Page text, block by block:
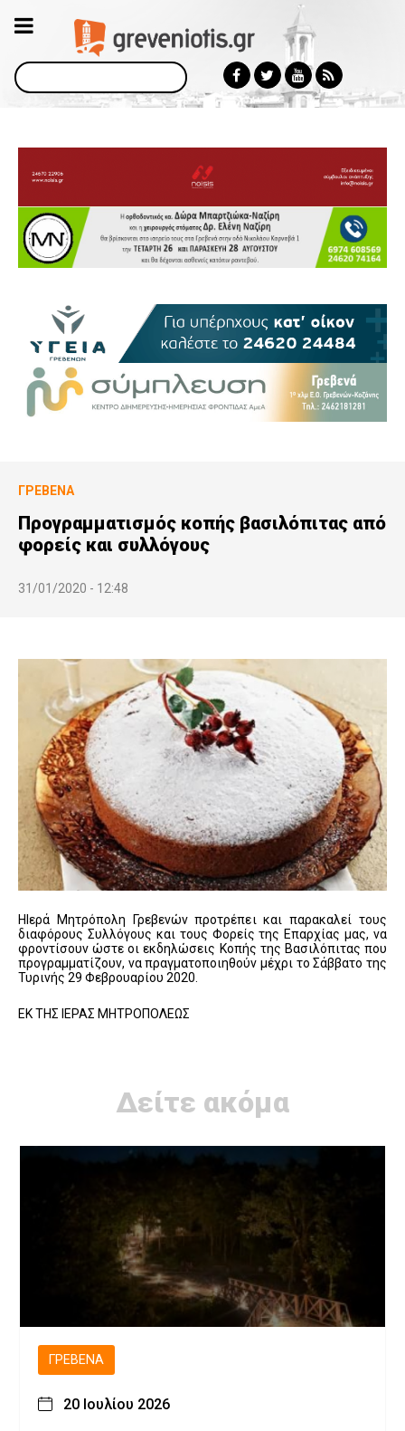
Αναζήτηση
ΓΡΕΒΕΝΆ
Προγραμματισμός κοπής βασιλόπιτας από
φορείς και συλλόγους
31/01/2020 - 12:48
HΙερά Μητρόπολη Γρεβενών προτρέπει και παρακαλεί τους
διαφόρους Συλλόγους και τους Φορείς της Επαρχίας μας, να
φροντίσουν ώστε οι εκδηλώσεις Κοπής της Βασιλόπιτας που
προγραμματίζουν, να πραγματοποιηθούν μέχρι το Σάββατο της
Τυρινής 29 Φεβρουαρίου 2020.
ΕΚ ΤΗΣ ΙΕΡΑΣ ΜΗΤΡΟΠΟΛΕΩΣ
Δείτε ακόμα
ΓΡΕΒΕΝΆ
20 Ιουλίου 2026